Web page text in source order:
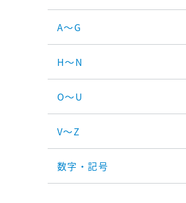
A～G
H～N
O～U
V～Z
数字・記号